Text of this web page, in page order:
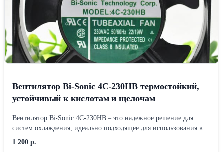
Вентилятор Bi-Sonic 4C-230HB термостойкий,
устойчивый к кислотам и щелочам
Вентилятор Bi-Sonic 4C-230HB – это надежное решение для
систем охлаждения, идеально подходящее для использования в
различных сферах, включая телекоммуникационное,
медицинское и автомобильное оборудование, а также в бытовой
1 200 р.